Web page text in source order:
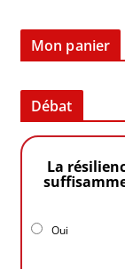
Mon panier
Débat
La
Oui